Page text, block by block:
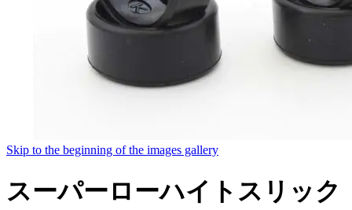
Skip to the beginning of the images gallery
スーパーローハイトスリック